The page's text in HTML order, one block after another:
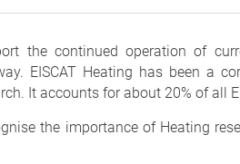
the continued operation of
EISCAT Heating has been a
It accounts for about 20% of all
the importance of Heating